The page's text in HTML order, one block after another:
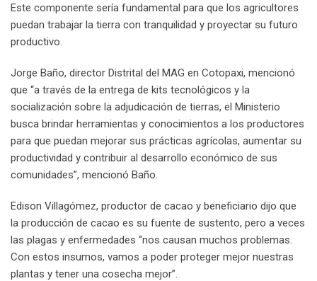
Este componente sería fundamental para que los agricultores
puedan trabajar la tierra con tranquilidad y proyectar su futuro
productivo.
Jorge Baño, director Distrital del MAG en Cotopaxi, mencionó
que “a través de la entrega de kits tecnológicos y la
socialización sobre la adjudicación de tierras, el Ministerio
busca brindar herramientas y conocimientos a los productores
para que puedan mejorar sus prácticas agrícolas, aumentar su
productividad y contribuir al desarrollo económico de sus
comunidades”, mencionó Baño.
Edison Villagómez, productor de cacao y beneficiario dijo que
la producción de cacao es su fuente de sustento, pero a veces
las plagas y enfermedades “nos causan muchos problemas.
Con estos insumos, vamos a poder proteger mejor nuestras
plantas y tener una cosecha mejor”.